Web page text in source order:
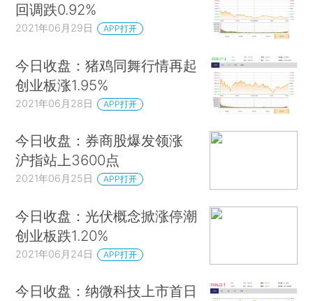
回调跌0.92%
2021年06月29日 APP打开
今日收盘：猪鸡同舞行情再起
创业板涨1.95%
2021年06月28日 APP打开
今日收盘：券商股爆发领涨
沪指站上3600点
2021年06月25日 APP打开
今日收盘：光伏概念掀涨停潮
创业板跌1.20%
2021年06月24日 APP打开
今日收盘：纳微科技上市首日